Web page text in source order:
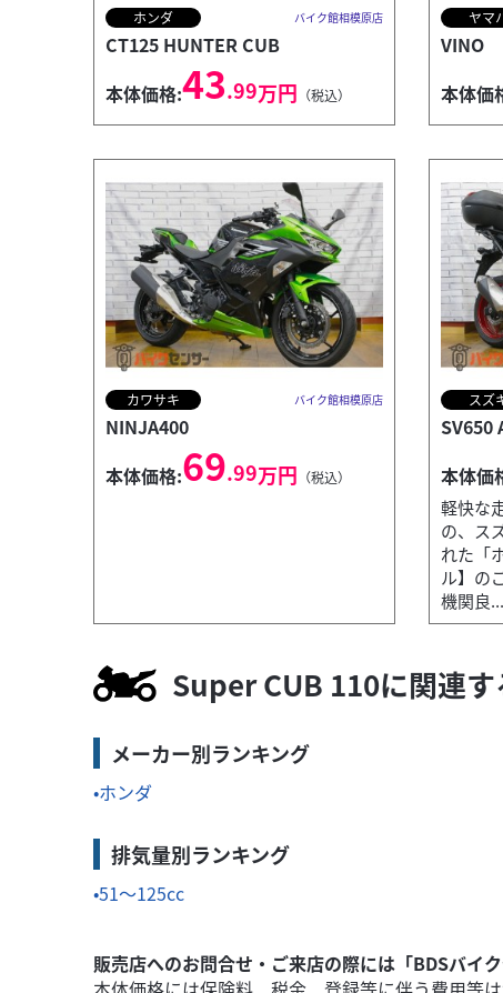
バイク館相模原店 ヤマハ
VINO
ホンダ バイク館相模原店
CT125 HUNTER CUB
本体価格:43.99万円 （税込）
ヤマ
VINO
本体価
カワサキ バイク館相模原店
NINJA400
本体価格:69.99万円 （税込）
スズ
SV650
本体価
軽快な
の、ス
れた「
ル】の
機関良...
Super CUB 110に関連
メーカー別ランキング
ホンダ
排気量別ランキング
51～125cc
販売店へのお問合せ・ご来店の際には「BDSバイ